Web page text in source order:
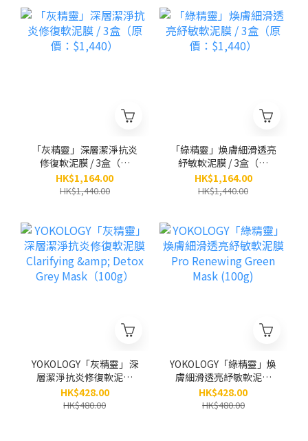
「灰精靈」深層潔淨抗炎
修復軟泥膜 / 3盒（原
價：$1,440）
HK$1,164.00
HK$1,440.00
「綠精靈」煥膚細滑透亮
紓敏軟泥膜 / 3盒（原
價：$1,440）
HK$1,164.00
HK$1,440.00
YOKOLOGY「灰精靈」深
層潔淨抗炎修復軟泥膜
Clarifying & Detox Grey
Mask（100g）
HK$428.00
HK$480.00
YOKOLOGY「綠精靈」煥
膚細滑透亮紓敏軟泥膜
Pro Renewing Green
Mask (100g)
HK$428.00
HK$480.00